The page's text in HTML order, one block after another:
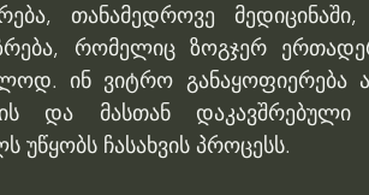
თანამედროვე
რომელიც ზოგჯერ
ინ ვიტრო
და მასთან დაკავშრებული
ჩასახვის პროცესს.